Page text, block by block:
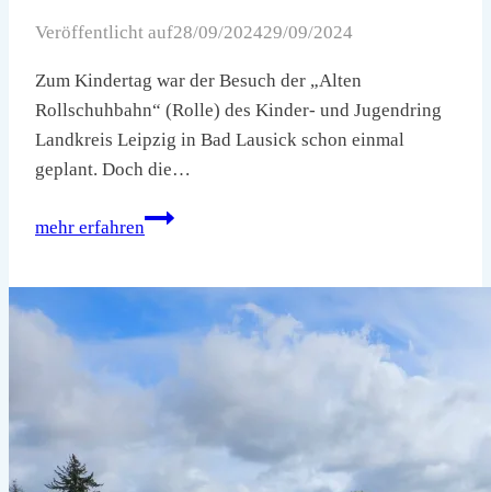
Veröffentlicht auf28/09/202429/09/2024
Zum Kindertag war der Besuch der „Alten
Rollschuhbahn“ (Rolle) des Kinder- und Jugendring
Landkreis Leipzig in Bad Lausick schon einmal
geplant. Doch die…
mehr erfahren
Alte
Lausick
28.09.2024